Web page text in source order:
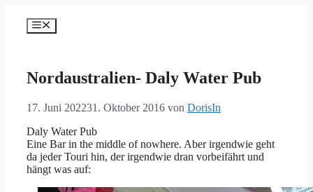
Inhalt
springen
Menü
Nordaustralien- Daly Water Pub
17. Juni 202231. Oktober 2016 von DorisIn
Daly Water Pub
Eine Bar in the middle of nowhere. Aber irgendwie geht
da jeder Touri hin, der irgendwie dran vorbeifährt und
hängt was auf: